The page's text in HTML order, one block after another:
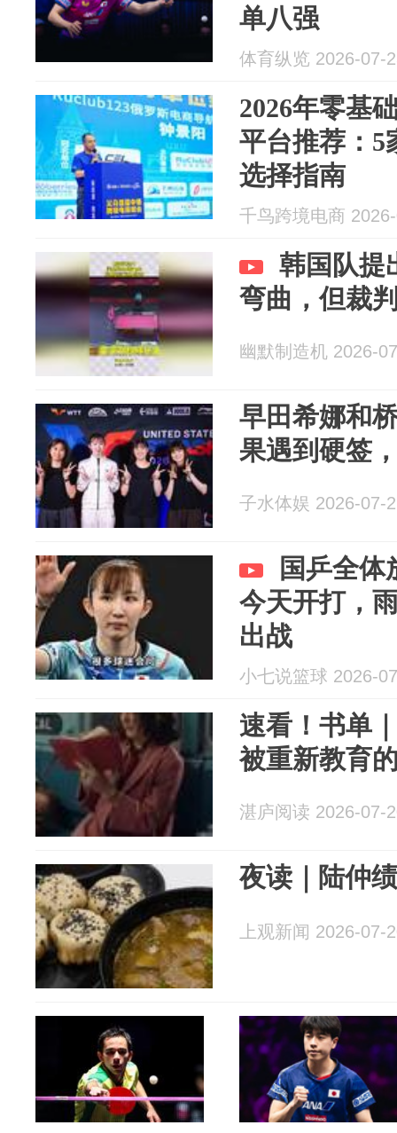
单八强
体育纵览 2026-07-
2026年零基
平台推荐：5
选择指南
千鸟跨境电商
韩国队提
弯曲，但裁
幽默制造机 2026-
早田希娜和
果遇到硬签
子水体娱 2026-07-
国乒全
今天开打，
出战
小七说篮球 2026-
速看！书单
被重新教育
湛庐阅读 2026-07-
夜读｜陆仲
上观新闻 2026-07-